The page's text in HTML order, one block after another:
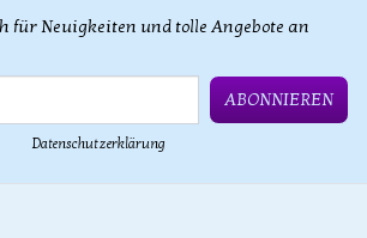
für Neuigkeiten und tolle Angebote an
ABONNIEREN
Datenschutzerklärung